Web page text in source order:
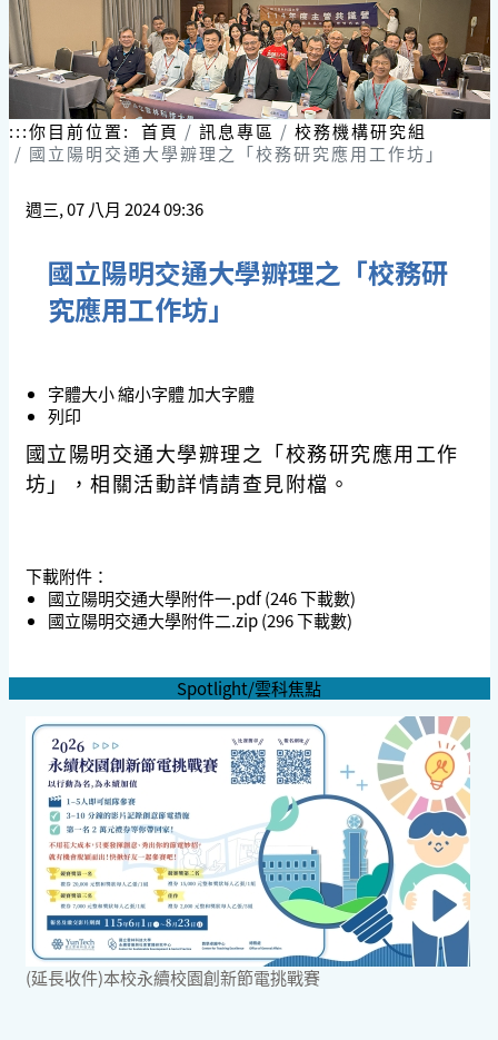
:::你目前位置: 首頁 訊息專區
校務機構研究組
國立陽明交通大學辧理之「校務研究應用工作坊」
週三, 07 八月 2024 09:36
國立陽明交通大學辧理之「校務研
究應用工作坊」
字體大小縮小字體加大字體
列印
國立陽明交通大學辧理之「校務研究應用工作
坊」，相關活動詳情請查見附檔。
下載附件：
國立陽明交通大學附件一.pdf (246 下載數)
國立陽明交通大學附件二.zip (296 下載數)
Spotlight/雲科焦點
(延長收件)本校永續校園創新節電挑戰賽